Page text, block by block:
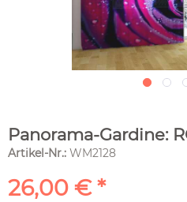
Panorama-Gardine:
Artikel-Nr.: WM2128
26,00 € *